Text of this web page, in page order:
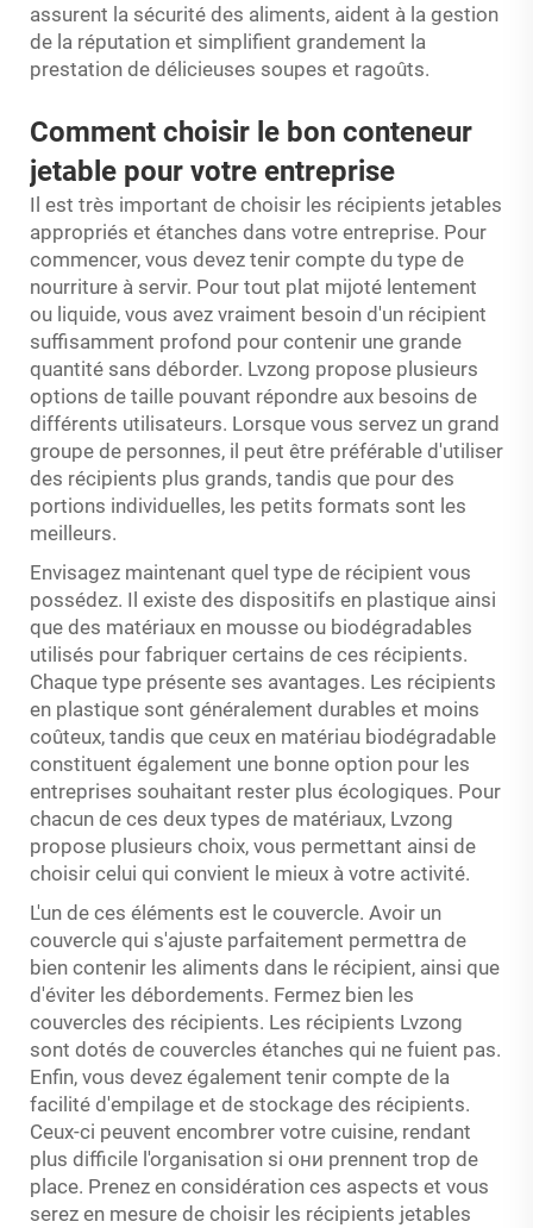
assurent la sécurité des aliments, aident à la gestion
de la réputation et simplifient grandement la
prestation de délicieuses soupes et ragoûts.
Comment choisir le bon conteneur
jetable pour votre entreprise
Il est très important de choisir les récipients jetables
appropriés et étanches dans votre entreprise. Pour
commencer, vous devez tenir compte du type de
nourriture à servir. Pour tout plat mijoté lentement
ou liquide, vous avez vraiment besoin d'un récipient
suffisamment profond pour contenir une grande
quantité sans déborder. Lvzong propose plusieurs
options de taille pouvant répondre aux besoins de
différents utilisateurs. Lorsque vous servez un grand
groupe de personnes, il peut être préférable d'utiliser
des récipients plus grands, tandis que pour des
portions individuelles, les petits formats sont les
meilleurs.
Envisagez maintenant quel type de récipient vous
possédez. Il existe des dispositifs en plastique ainsi
que des matériaux en mousse ou biodégradables
utilisés pour fabriquer certains de ces récipients.
Chaque type présente ses avantages. Les récipients
en plastique sont généralement durables et moins
coûteux, tandis que ceux en matériau biodégradable
constituent également une bonne option pour les
entreprises souhaitant rester plus écologiques. Pour
chacun de ces deux types de matériaux, Lvzong
propose plusieurs choix, vous permettant ainsi de
choisir celui qui convient le mieux à votre activité.
L'un de ces éléments est le couvercle. Avoir un
couvercle qui s'ajuste parfaitement permettra de
bien contenir les aliments dans le récipient, ainsi que
d'éviter les débordements. Fermez bien les
couvercles des récipients. Les récipients Lvzong
sont dotés de couvercles étanches qui ne fuient pas.
Enfin, vous devez également tenir compte de la
facilité d'empilage et de stockage des récipients.
Ceux-ci peuvent encombrer votre cuisine, rendant
plus difficile l'organisation si они prennent trop de
place. Prenez en considération ces aspects et vous
serez en mesure de choisir les récipients jetables